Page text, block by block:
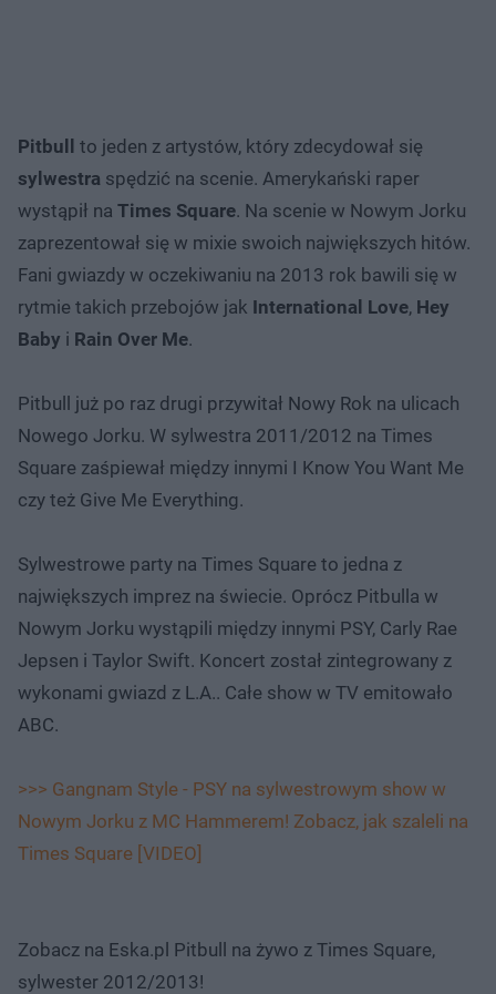
Pitbull
to jeden z artystów, który zdecydował się
sylwestra spędzić na scenie. Amerykański raper
wystąpił na Times Square. Na scenie w Nowym Jorku
zaprezentował się w mixie swoich największych hitów.
Fani gwiazdy w oczekiwaniu na 2013 rok bawili się w
rytmie takich przebojów jak International Love, Hey
Baby i Rain Over Me.
Pitbull już po raz drugi przywitał Nowy Rok na ulicach
Nowego Jorku. W sylwestra 2011/2012 na Times
Square zaśpiewał między innymi I Know You Want Me
czy też Give Me Everything.
Sylwestrowe party na Times Square to jedna z
największych imprez na świecie. Oprócz Pitbulla w
Nowym Jorku wystąpili między innymi PSY, Carly Rae
Jepsen i Taylor Swift. Koncert został zintegrowany z
wykonami gwiazd z L.A.. Całe show w TV emitowało
ABC.
>>> Gangnam Style - PSY na sylwestrowym show w
Nowym Jorku z MC Hammerem! Zobacz, jak szaleli na
Times Square [VIDEO]
Zobacz na Eska.pl Pitbull na żywo z Times Square,
sylwester 2012/2013!